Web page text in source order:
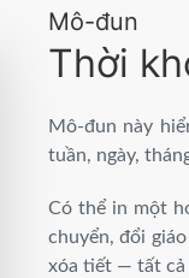
Mô-đun
Thời
Mô-đun này
tuần, ngày,
Có thể in một
chuyển, đổi
xóa tiết — tất cả